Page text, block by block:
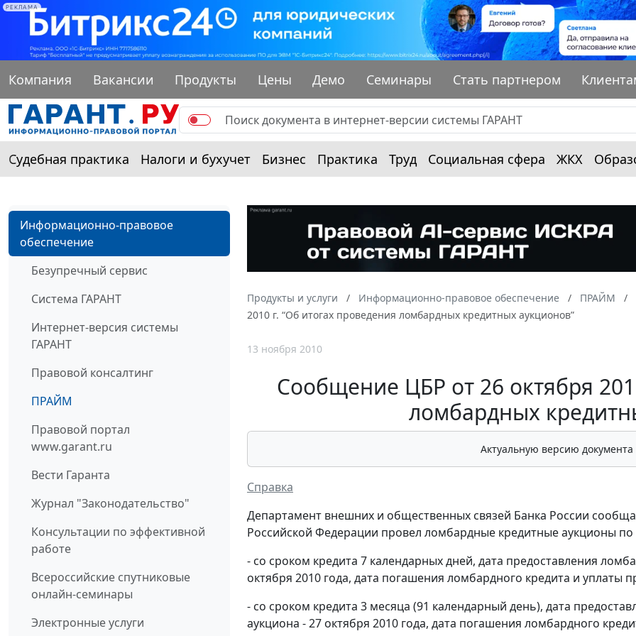
РЕКЛАМА
Компания Вакансии Продукты Цены Демо Семинары Стать партнером
Судебная практика Налоги и бухучет Бизнес Практика Труд Социальная сфера ЖКХ
Информационно-правовое
обеспечение
Безупречный сервис
Система ГАРАНТ
Интернет-версия системы
ГАРАНТ
Правовой консалтинг
ПРАЙМ
Правовой портал
www.garant.ru
Вести Гаранта
Журнал "Законодательство"
Консультации по эффективной
работе
Всероссийские спутниковые
онлайн-семинары
Электронные услуги
Продукты и услуги Информационно-правовое обеспечение
ПРАЙМ
2010 г. “Об итогах проведения ломбардных кредитных аукционов”
13 ноября 2010
Сообщение ЦБР от 26 октября
ломбардных
Актуальную версию
Справка
Департамент внешних и общественных связей Банка России
Российской Федерации провел ломбардные кредитные аукционы
- со сроком кредита 7 календарных дней, дата предоставления
октября 2010 года, дата погашения ломбардного кредита и уплаты
- со сроком кредита 3 месяца (91 календарный день), дата
аукциона - 27 октября 2010 года, дата погашения ломбардного